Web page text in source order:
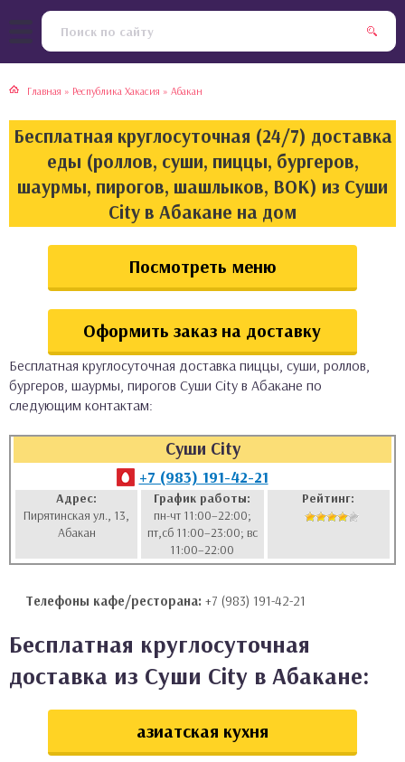
Главная » Республика Хакасия » Абакан
Бесплатная круглосуточная (24/7) доставка
еды (роллов, суши, пиццы, бургеров,
шаурмы, пирогов, шашлыков, ВОК) из Суши
City в Абакане на дом
Посмотреть меню
Оформить заказ на доставку
Бесплатная круглосуточная доставка пиццы, суши, роллов,
бургеров, шаурмы, пирогов Суши City в Абакане по
следующим контактам:
Суши City
+7 (983) 191-42-21
Адрес:
Пирятинская ул., 13,
Абакан
График работы:
пн-чт 11:00–22:00;
пт,сб 11:00–23:00; вс
11:00–22:00
Рейтинг:
Телефоны кафе/ресторана: +7 (983) 191-42-21
Бесплатная круглосуточная
доставка из Суши City в Абакане:
азиатская кухня
кухня
кухня
кухня
кухня
булочки